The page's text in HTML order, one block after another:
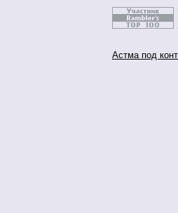
Астма под